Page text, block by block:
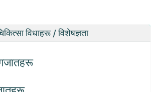
विधाहरू / विशेषज्ञता